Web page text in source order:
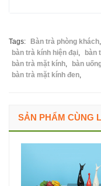
Tags: Bàn trà phòng khách,
bàn trà kính hiện đại, bàn
bàn trà mặt kính, bàn
bàn trà mặt kính đen,
SẢN PHẨM CÙNG